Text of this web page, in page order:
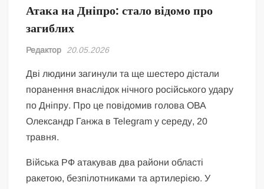
Атака на Дніпро: стало відомо про
загиблих
Редактор 20.05.2026
Дві людини загинули та ще шестеро дістали
поранення внаслідок нічного російського удару
по Дніпру. Про це повідомив голова ОВА
Олександр Ганжа в Telegram у середу, 20
травня.
Війська РФ атакував два райони області
ракетою, безпілотниками та артилерією. У